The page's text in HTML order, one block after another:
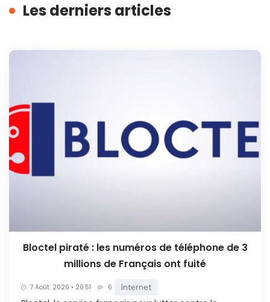
Les derniers articles
Bloctel piraté : les numéros de téléphone de 3
millions de Français ont fuité
7 Août. 2026 • 20:51 6 Internet